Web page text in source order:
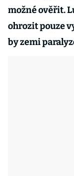
možné ověřit.
ohrozit pouze
by zemi